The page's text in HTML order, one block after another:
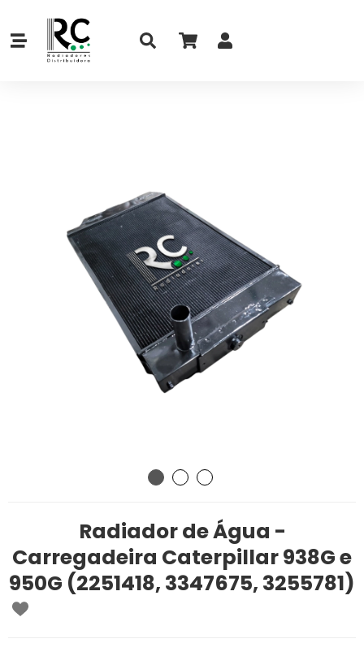
Radiador de Água -
Carregadeira Caterpillar 938G e
950G (2251418, 3347675, 3255781)